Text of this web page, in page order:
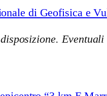
di Geofisica e